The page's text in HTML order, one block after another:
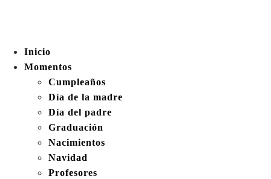
Inicio
Momentos
Cumpleaños
Día de la madre
Día del padre
Graduación
Nacimientos
Navidad
Profesores